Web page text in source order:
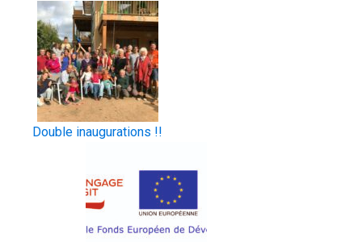
Double inaugurations !!